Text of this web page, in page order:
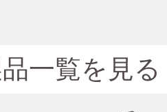
一覧を見る